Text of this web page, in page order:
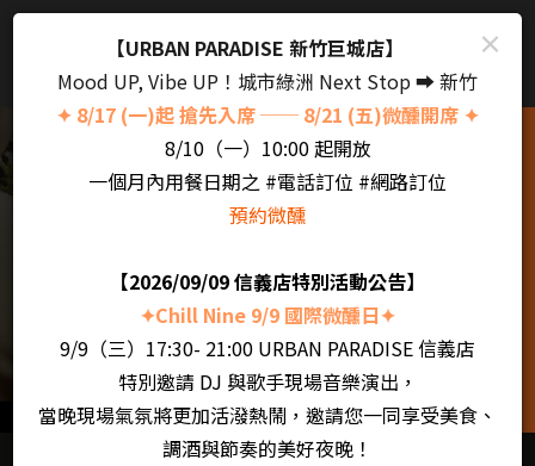
×
【URBAN PARADISE 新竹巨城店】
Mood UP, Vibe UP！城市綠洲 Next Stop ➡️ 新竹
✦ 8/17 (一)起 搶先入席 ── 8/21 (五)微醺開席 ✦
8/10（一）10:00 起開放
一個月內用餐日期之 #電話訂位 #網路訂位
預約微醺
【2026/09/09 信義店特別活動公告】
✦Chill Nine 9/9 國際微醺日✦
9/9（三）17:30- 21:00 URBAN PARADISE 信義店
特別邀請 DJ 與歌手現場音樂演出，
當晚現場氣氛將更加活潑熱鬧，邀請您一同享受美食、
調酒與節奏的美好夜晚！
都會饗樂 微醺時光